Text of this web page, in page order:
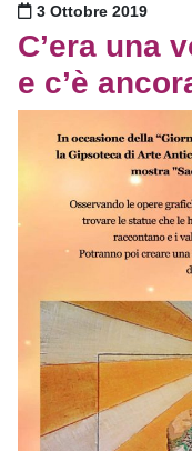
Pubblicato il
3 Ottobre 2019
C’era una
e c’è